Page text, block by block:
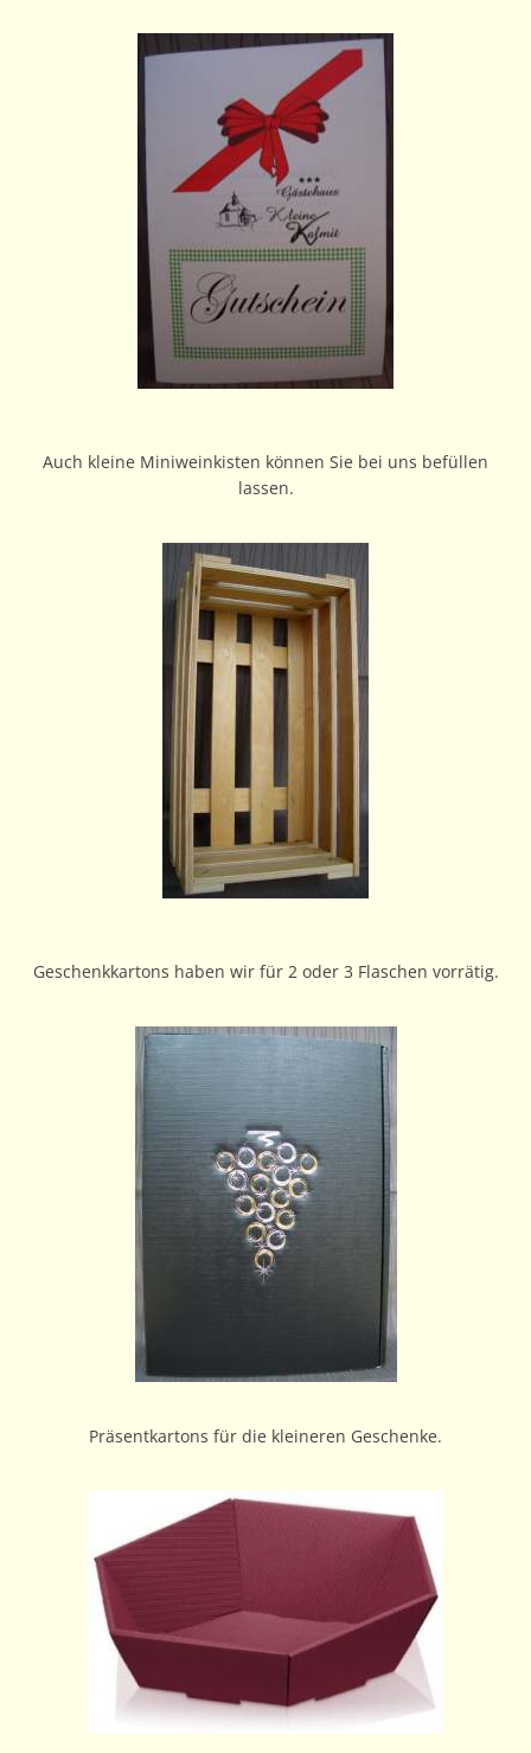
Auch kleine Miniweinkisten können Sie bei uns befüllen
lassen.
Geschenkkartons haben wir für 2 oder 3 Flaschen vorrätig.
Präsentkartons für die kleineren Geschenke.